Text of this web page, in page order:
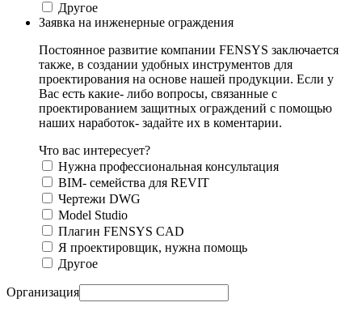
Другое
Заявка на инженерные ограждения
Постоянное развитие компании FENSYS заключается
также, в создании удобных инструментов для
проектирования на основе нашей продукции. Если у
Вас есть какие- либо вопросы, связанные с
проектированием защитных ограждений с помощью
наших наработок- задайте их в коментарии.
Что вас интересует?
Нужна профессиональная консультация
BIM- семейства для REVIT
Чертежи DWG
Моdel Studio
Плагин FENSYS CAD
Я проектировщик, нужна помощь
Другое
Организация